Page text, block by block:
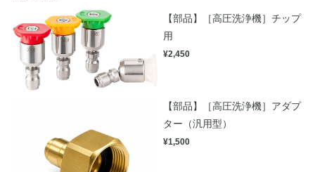
【部品】［高圧洗浄機］チップ
用
¥2,450
【部品】［高圧洗浄機］アダプ
ター（汎用型）
¥1,500